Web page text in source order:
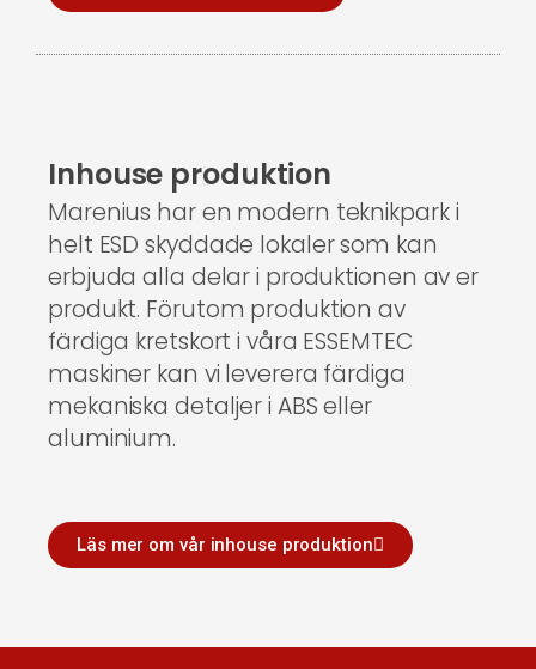
Inhouse produktion
Marenius har en modern teknikpark i
helt ESD skyddade lokaler som kan
erbjuda alla delar i produktionen av er
produkt. Förutom produktion av
färdiga kretskort i våra ESSEMTEC
maskiner kan vi leverera färdiga
mekaniska detaljer i ABS eller
aluminium.
Läs mer om vår inhouse produktion